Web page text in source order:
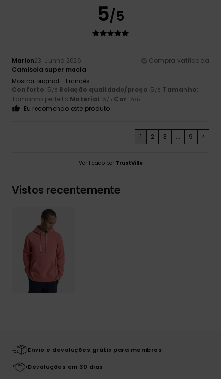
5/5
Marion23. Junho 2026
Compra verificada
Camisola super macia
Mostrar original - Francês
Conforto: 5 /5 Relação qualidade/preço: 5 /5 Tamanho:
Tamanho perfeito Material: 5 /5 Cor: 5/5
Eu recomendo este produto
1 2 3 ... 9 >
Verificado por TrustVille
Vistos recentemente
Envio e devoluções grátis para membros
Devoluções em 30 dias